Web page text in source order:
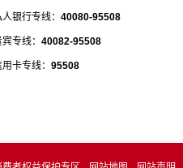
银行专线： 40080-95508
专线： 40082-95508
卡专线： 95508